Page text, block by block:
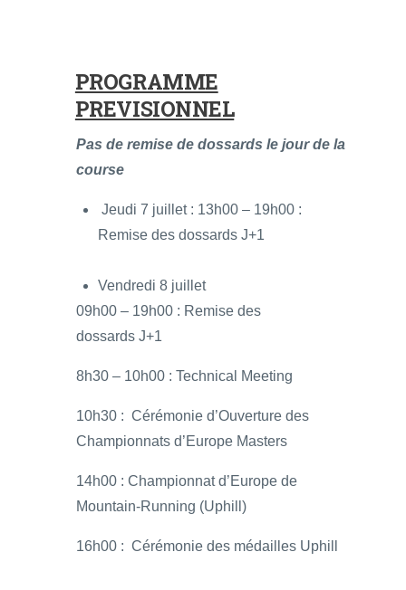
PROGRAMME
PREVISIONNEL
Pas de remise de dossards le jour de la
course
Jeudi 7 juillet : 13h00 – 19h00 :
Remise des dossards J+1
Vendredi 8 juillet
09h00 – 19h00 : Remise des
dossards J+1
8h30 – 10h00 : Technical Meeting
10h30 : Cérémonie d’Ouverture des
Championnats d’Europe Masters
14h00 : Championnat d’Europe de
Mountain-Running (Uphill)
16h00 : Cérémonie des médailles Uphill